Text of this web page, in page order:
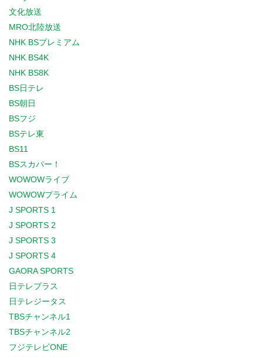
文化放送
MRO北陸放送
NHK BSプレミアム
NHK BS4K
NHK BS8K
BS日テレ
BS朝日
BSフジ
BSテレ東
BS11
BSスカパー！
WOWOWライブ
WOWOWプライム
J SPORTS 1
J SPORTS 2
J SPORTS 3
J SPORTS 4
GAORA SPORTS
日テレプラス
日テレジータス
TBSチャンネル1
TBSチャンネル2
フジテレビONE